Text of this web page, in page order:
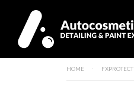
HOME FXPROTECT